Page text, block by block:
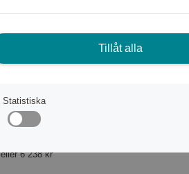
Samsonite
eller 6 238 kr
Tillåt alla
Statistiska